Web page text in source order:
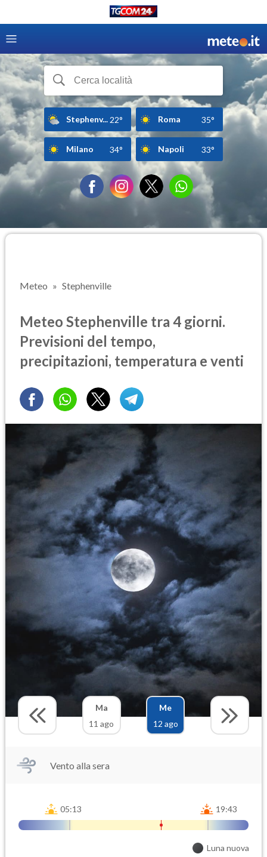
Stephenv... 22° Roma 35°
Milano 34° Napoli 33°
Meteo Stephenville
Meteo Stephenville tra 4 giorni.
Previsioni del tempo,
precipitazioni, temperatura e venti
Ma
11 ago
Me
12 ago
Vento alla sera
05:13 19:43
Luna nuova